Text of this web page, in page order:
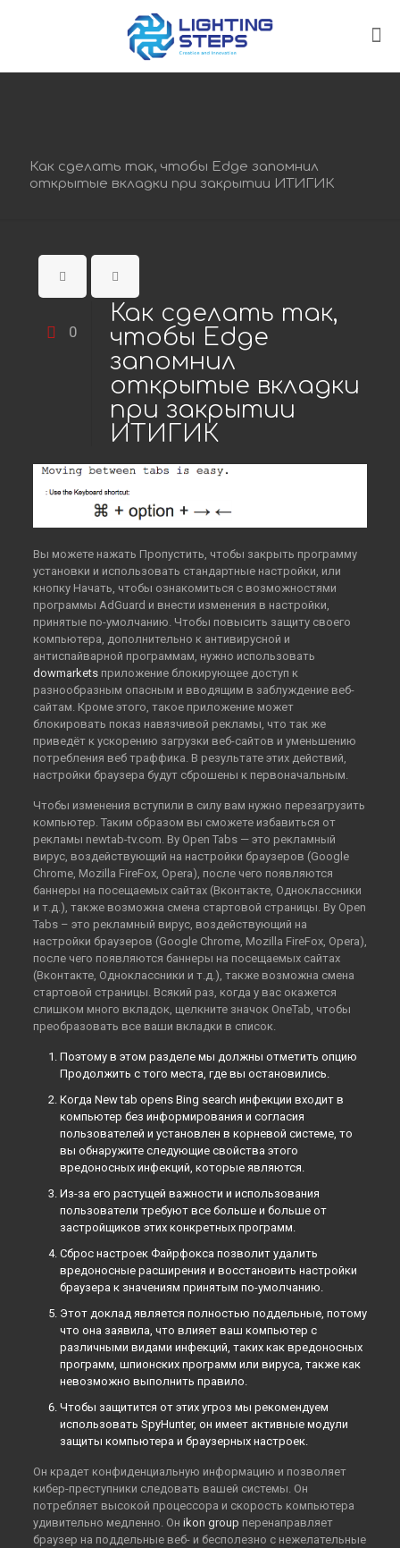
Как сделать так, чтобы Edge запомнил
открытые вкладки при закрытии ИТИГИК
0
Как сделать так,
чтобы Edge
запомнил
открытые вкладки
при закрытии
ИТИГИК
Вы можете нажать Пропустить, чтобы закрыть программу
установки и использовать стандартные настройки, или
кнопку Начать, чтобы ознакомиться с возможностями
программы AdGuard и внести изменения в настройки,
принятые по-умолчанию. Чтобы повысить защиту своего
компьютера, дополнительно к антивирусной и
антиспайварной программам, нужно использовать
dowmarketsприложение блокирующее доступ к
разнообразным опасным и вводящим в заблуждение веб-
сайтам. Кроме этого, такое приложение может
блокировать показ навязчивой рекламы, что так же
приведёт к ускорению загрузки веб-сайтов и уменьшению
потребления веб траффика. В результате этих действий,
настройки браузера будут сброшены к первоначальным.
Чтобы изменения вступили в силу вам нужно перезагрузить
компьютер. Таким образом вы сможете избавиться от
рекламы newtab-tv.com. By Open Tabs — это рекламный
вирус, воздействующий на настройки браузеров (Google
Chrome, Mozilla FireFox, Opera), после чего появляются
баннеры на посещаемых сайтах (Вконтакте, Одноклассники
и т.д.), также возможна смена стартовой страницы. By Open
Tabs – это рекламный вирус, воздействующий на
настройки браузеров (Google Chrome, Mozilla FireFox, Opera),
после чего появляются баннеры на посещаемых сайтах
(Вконтакте, Одноклассники и т.д.), также возможна смена
стартовой страницы. Всякий раз, когда у вас окажется
слишком много вкладок, щелкните значок OneTab, чтобы
преобразовать все ваши вкладки в список.
Поэтому в этом разделе мы должны отметить опцию
Продолжить с того места, где вы остановились.
Когда New tab opens Bing search инфекции входит в
компьютер без информирования и согласия
пользователей и установлен в корневой системе, то
вы обнаружите следующие свойства этого
вредоносных инфекций, которые являются.
Из-за его растущей важности и использования
пользователи требуют все больше и больше от
застройщиков этих конкретных программ.
Сброс настроек Файрфокса позволит удалить
вредоносные расширения и восстановить настройки
браузера к значениям принятым по-умолчанию.
Этот доклад является полностью поддельные, потому
что она заявила, что влияет ваш компьютер с
различными видами инфекций, таких как вредоносных
программ, шпионских программ или вируса, также как
невозможно выполнить правило.
Чтобы защитится от этих угроз мы рекомендуем
использовать SpyHunter, он имеет активные модули
защиты компьютера и браузерных настроек.
Он крадет конфиденциальную информацию и позволяет
кибер-преступники следовать вашей системы. Он
потребляет высокой процессора и скорость компьютера
удивительно медленно. Он ikon group перенаправляет
браузер на поддельные веб- и бесполезно с нежелательные